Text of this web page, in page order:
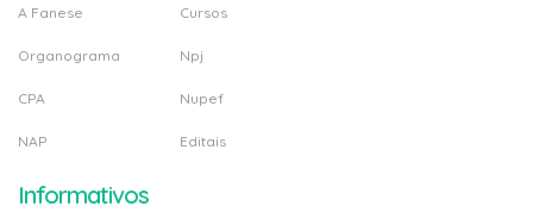
A Fanese
Organograma
CPA
NAP
Cursos
Npj
Nupef
Editais
Informativos